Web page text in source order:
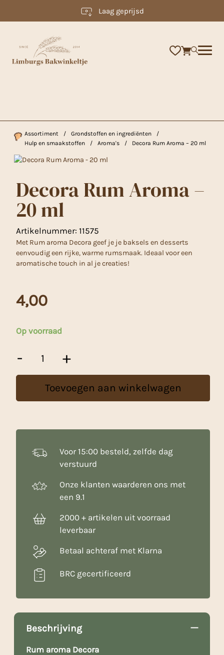
Laag geprijsd
Assortiment / Grondstoffen en ingrediënten
/
Hulp en smaakstoffen
/ Aroma's / Decora Rum Aroma – 20 ml
Decora Rum Aroma –
20 ml
Artikelnummer: 11575
Met Rum aroma Decora geef je je baksels en desserts
eenvoudig een rijke, warme rumsmaak. Ideaal voor een
aromatische touch in al je creaties!
4,00
Op voorraad
-
Rum
-
ml
+
Toevoegen aan winkelwagen
Voor 15:00 besteld, zelfde dag
verstuurd
Onze klanten waarderen ons met
een 9.1
2000 + artikelen uit voorraad
leverbaar
Betaal achteraf met Klarna
BRC gecertificeerd
Beschrijving
Rum aroma Decora